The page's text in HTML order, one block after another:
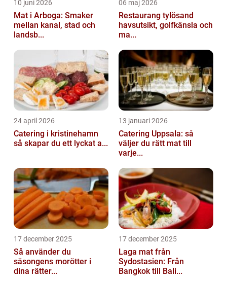
10 juni 2026
Mat i Arboga: Smaker
mellan kanal, stad och
landsb...
06 maj 2026
Restaurang tylösand
havsutsikt, golfkänsla och
ma...
24 april 2026
Catering i kristinehamn
så skapar du ett lyckat a...
13 januari 2026
Catering Uppsala: så
väljer du rätt mat till
varje...
17 december 2025
Så använder du
säsongens morötter i
dina rätter...
17 december 2025
Laga mat från
Sydostasien: Från
Bangkok till Bali...